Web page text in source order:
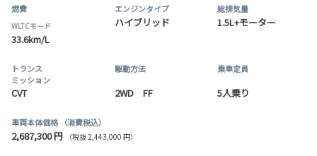
燃費
WLTCモード
33.6km/L
エンジンタイプ
ハイブリッド
総排気量
1.5L+モーター
トランス
ミッション
CVT
駆動方法
2WD FF
乗車定員
5人乗り
車両本体価格 （消費税込）
2,687,300 円 （税抜 2,443,000 円）